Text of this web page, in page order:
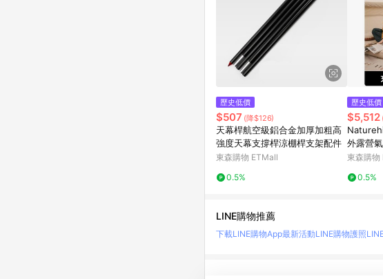
歷史低價
$507 (降$126)
天幕桿航空級鋁合金加厚加粗高
強度天幕支撐桿涼棚桿支架配件
東森購物 ETMall
0.5%
歷史低價
$5,512
外露營
墊
東森購物
0.5%
LINE購物推薦
下載LINE購物App最新活動LINE購物護照